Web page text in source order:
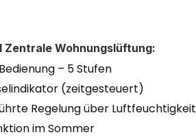
Zentrale Wohnungslüftung:
– 5 Stufen
(zeitgesteuert)
Regelung über Luftfeuchtigkeit
im Sommer